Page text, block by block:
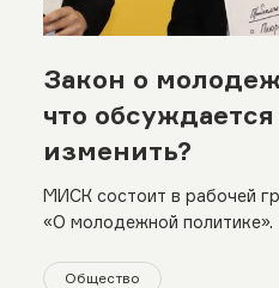
Закон о
что обсуждается
изменить?
МИСК состоит в рабочей
«О молодежной политике».
Общество